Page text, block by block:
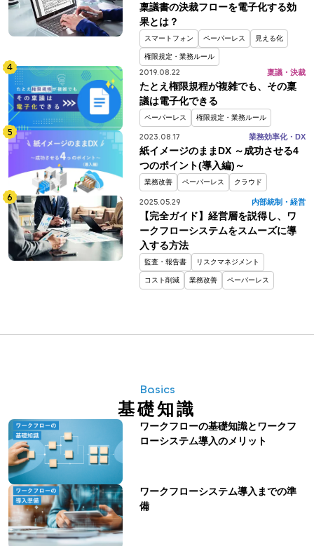
稟議書の決裁フローを電子化する効
果とは？
スマートフォン ペーパーレス 見える化
権限規定・業務ルール
2019.08.22 稟議・決裁
たとえ権限規程が複雑でも、その稟
議は電子化できる
ペーパーレス 権限規定・業務ルール
2023.08.17 業務効率化・DX
紙イメージのままDX ～成功させる4
つのポイント(導入編)～
業務改善 ペーパーレス クラウド
2025.05.29 内部統制・経営
【完全ガイド】経営層を説得し、ワ
ークフローシステムをスムーズに導
入する方法
監査・報告書 リスクマネジメント
コスト削減 業務改善 ペーパーレス
Basics
基礎知識
ワークフローの基礎知識とワークフ
ローシステム導入のメリット
ワークフローシステム導入までの準
備